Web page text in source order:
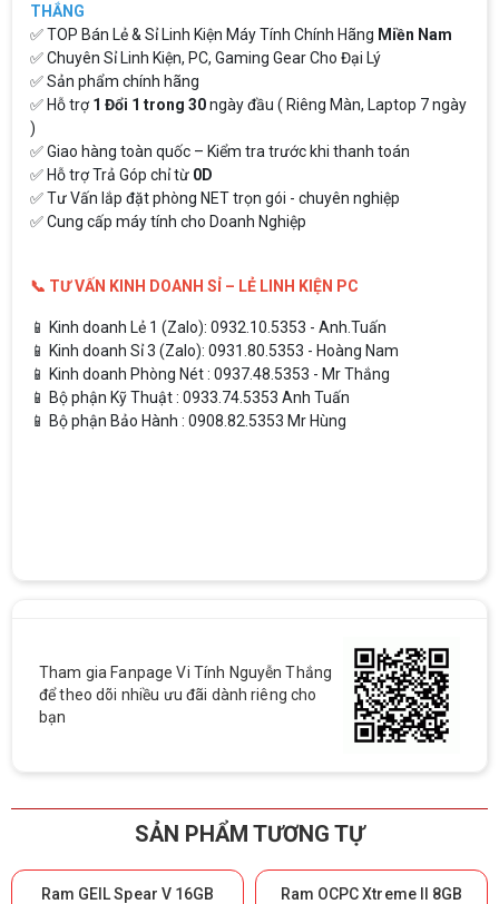
THẮNG
✅ TOP Bán Lẻ & Sỉ Linh Kiện Máy Tính Chính Hãng Miền Nam
✅ Chuyên Sỉ Linh Kiện, PC, Gaming Gear Cho Đại Lý
✅ Sản phẩm chính hãng
✅ Hỗ trợ1 Đổi 1 trong 30ngày đầu ( Riêng Màn, Laptop 7 ngày
)
✅ Giao hàng toàn quốc – Kiểm tra trước khi thanh toán
✅ Hỗ trợ Trả Góp chỉ từ 0D
✅ Tư Vấn lắp đặt phòng NET trọn gói - chuyên nghiệp
✅ Cung cấp máy tính cho Doanh Nghiệp
📞 TƯ VẤN KINH DOANH SỈ – LẺ LINH KIỆN PC
📱 Kinh doanh Lẻ 1 (Zalo): 0932.10.5353 - Anh.Tuấn
📱 Kinh doanh Sỉ 3 (Zalo): 0931.80.5353 - Hoàng Nam
📱 Kinh doanh Phòng Nét : 0937.48.5353 - Mr Thắng
📱 Bộ phận Kỹ Thuật : 0933.74.5353 Anh Tuấn
📱 Bộ phận Bảo Hành : 0908.82.5353 Mr Hùng
Tham gia Fanpage Vi Tính Nguyễn Thắng
để theo dõi nhiều ưu đãi dành riêng cho
bạn
SẢN PHẨM TƯƠNG TỰ
Ram GEIL Spear V 16GB
Ram OCPC Xtreme II 8GB